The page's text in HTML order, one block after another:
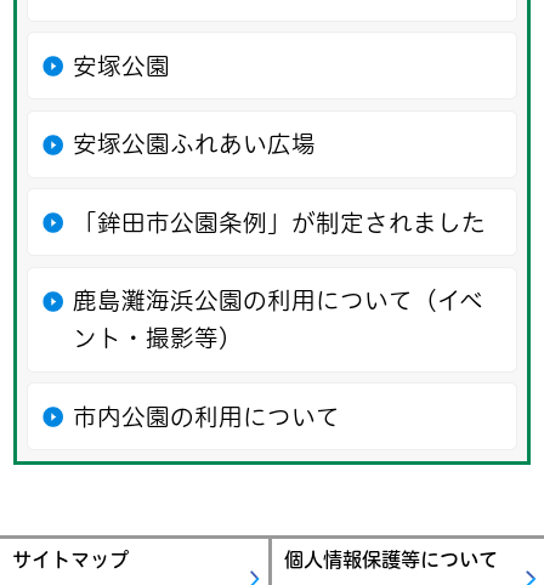
安塚公園
安塚公園ふれあい広場
「鉾田市公園条例」が制定されました
鹿島灘海浜公園の利用について（イベ
ント・撮影等）
市内公園の利用について
サイトマップ 個人情報保護等について